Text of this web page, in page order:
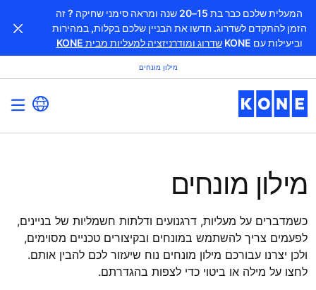
המעלית שלכם כבר בת 15–20 שנה ומראה סימני שחיקה ? זה
הזמן להתקדם לשדרוג. חדשו את הבניין שלכם בקלות, במהירות
וביעילות עם KONE
שדרוג ומודרניזציה למעליות מבית KONE
מילון מונחים
מילון מונחים
כשמדברים על מעליות, דרגנועים ודלתות חשמליות של בניינים,
לפעמים צריך להשתמש במונחים ובקיצורים טכניים מסוימים,
ולכן יצרנו עבורכם מילון מונחים נוח שיעזור לכם להבין אותם.
לחצו על מילה או ביטוי כדי לצפות בהגדרתם.